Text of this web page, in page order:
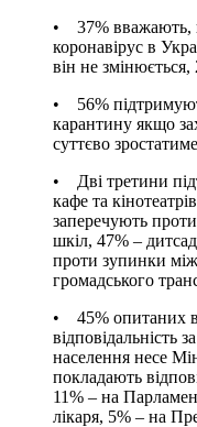
• 37% вважають,
коронавірус в
він не
• 56%
карантину якщо
суттєво
• Дві третини
кафе та
заперечують
шкіл, 47% –
проти зупинки
громадського
• 45% опитаних
відповідальність
населення несе
покладають
11% – на
лікаря, 5% – на